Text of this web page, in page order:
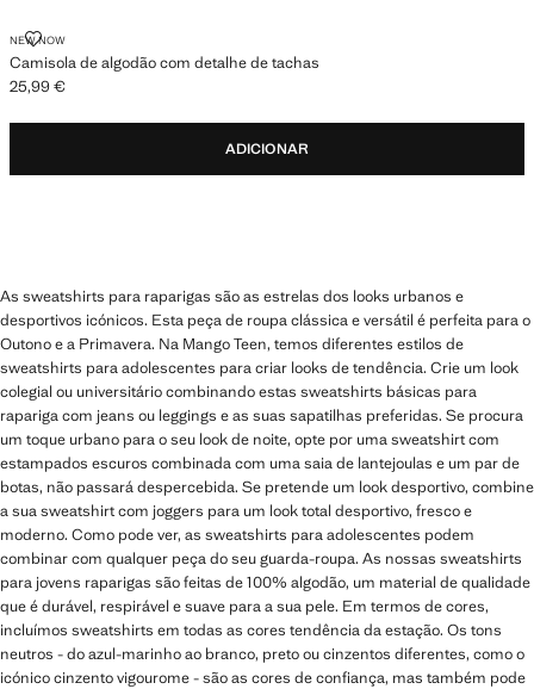
NEW NOW
Camisola de algodão com detalhe de tachas
CAMISOLA DE ALGODÃO COM DETALHE DE TACHAS
Preço atual [25,99 € ]
25,99 €
ADICIONAR
As sweatshirts para raparigas são as estrelas dos looks urbanos e
desportivos icónicos. Esta peça de roupa clássica e versátil é perfeita para o
Outono e a Primavera. Na Mango Teen, temos diferentes estilos de
sweatshirts para adolescentes para criar looks de tendência. Crie um look
colegial ou universitário combinando estas sweatshirts básicas para
rapariga com jeans ou leggings e as suas sapatilhas preferidas. Se procura
um toque urbano para o seu look de noite, opte por uma sweatshirt com
estampados escuros combinada com uma saia de lantejoulas e um par de
botas, não passará despercebida. Se pretende um look desportivo, combine
a sua sweatshirt com joggers para um look total desportivo, fresco e
moderno. Como pode ver, as sweatshirts para adolescentes podem
combinar com qualquer peça do seu guarda-roupa. As nossas sweatshirts
para jovens raparigas são feitas de 100% algodão, um material de qualidade
que é durável, respirável e suave para a sua pele. Em termos de cores,
incluímos sweatshirts em todas as cores tendência da estação. Os tons
neutros - do azul-marinho ao branco, preto ou cinzentos diferentes, como o
icónico cinzento vigourome - são as cores de confiança, mas também pode